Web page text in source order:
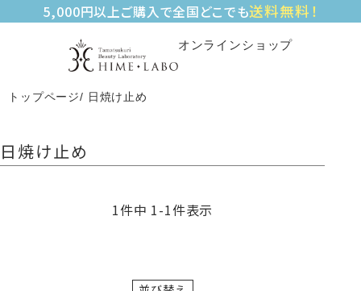
5,000円以上ご購入で全国どこでも送料無料！
オンラインショップ
トップページ 日焼け止め
日焼け止め
1件中 1-1件表示